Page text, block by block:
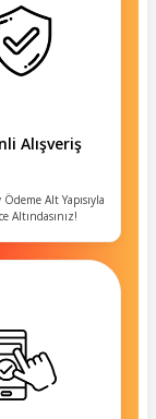
Alışveriş
Alt Yapısıyla
Altındasınız!